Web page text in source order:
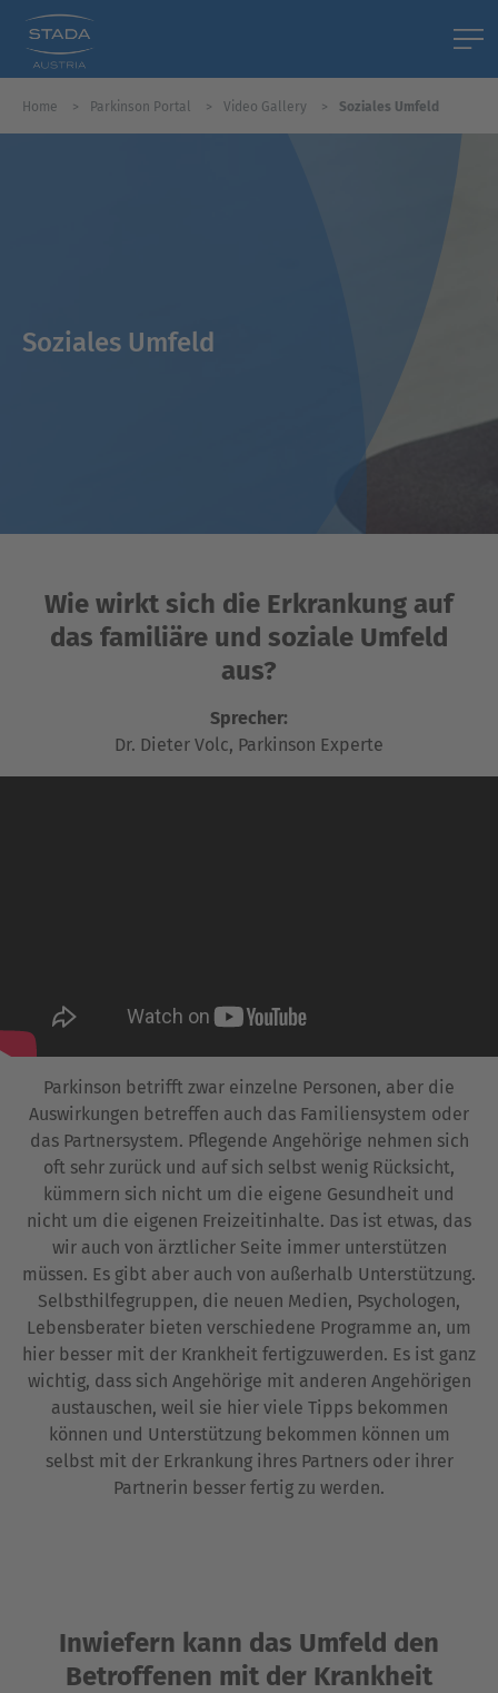
Home Parkinson Portal Video Gallery Soziales Umfeld
Soziales Umfeld
Wie wirkt sich die Erkrankung auf
das familiäre und soziale Umfeld
aus?
Sprecher:
Dr. Dieter Volc, Parkinson Experte
Parkinson betrifft zwar einzelne Personen, aber die
Auswirkungen betreffen auch das Familiensystem oder
das Partnersystem. Pflegende Angehörige nehmen sich
oft sehr zurück und auf sich selbst wenig Rücksicht,
kümmern sich nicht um die eigene Gesundheit und
nicht um die eigenen Freizeitinhalte. Das ist etwas, das
wir auch von ärztlicher Seite immer unterstützen
müssen. Es gibt aber auch von außerhalb Unterstützung.
Selbsthilfegruppen, die neuen Medien, Psychologen,
Lebensberater bieten verschiedene Programme an, um
hier besser mit der Krankheit fertigzuwerden. Es ist ganz
wichtig, dass sich Angehörige mit anderen Angehörigen
austauschen, weil sie hier viele Tipps bekommen
können und Unterstützung bekommen können um
selbst mit der Erkrankung ihres Partners oder ihrer
Partnerin besser fertig zu werden.
Inwiefern kann das Umfeld den
Betroffenen mit der Krankheit